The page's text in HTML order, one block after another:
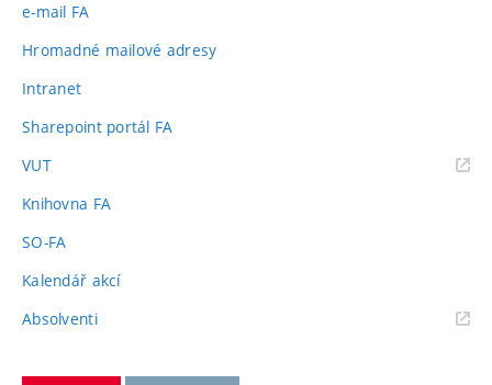
e-mail FA
Hromadné mailové adresy
Intranet
Sharepoint portál FA
VUT(externí
Knihovna FA
SO-FA
Kalendář akcí
Absolventi(externí